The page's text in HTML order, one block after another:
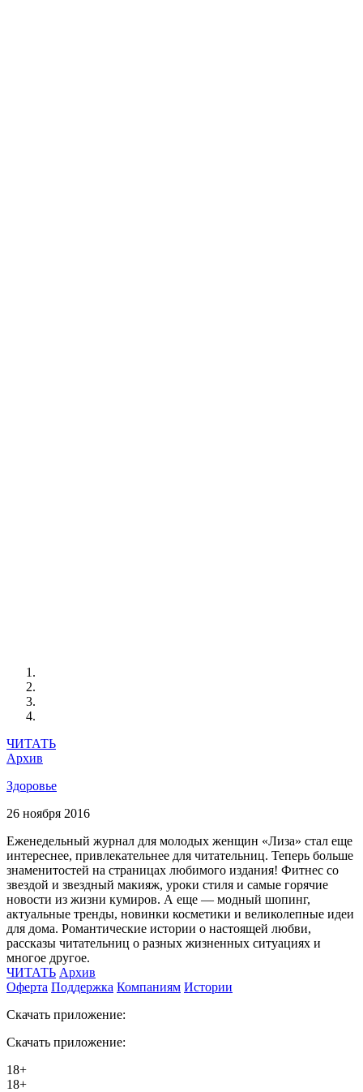
ЧИТАТЬ
Архив
Здоровье
26 ноября 2016
Еженедельный журнал для молодых женщин «Лиза» стал еще
интереснее, привлекательнее для читательниц. Теперь больше
знаменитостей на страницах любимого издания! Фитнес со
звездой и звездный макияж, уроки стиля и самые горячие
новости из жизни кумиров. А еще — модный шопинг,
актуальные тренды, новинки косметики и великолепные идеи
для дома. Романтические истории о настоящей любви,
рассказы читательниц о разных жизненных ситуациях и
многое другое.
ЧИТАТЬ Архив
Оферта Поддержка Компаниям Истории
Скачать приложение:
Скачать приложение:
18+
18+